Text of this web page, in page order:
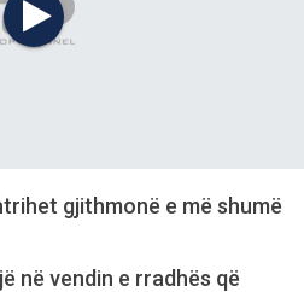
gjithmonë e më shumë
në vendin e rradhës që